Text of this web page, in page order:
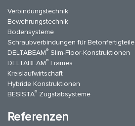
Verbindungstechnik
Bewehrungstechnik
Bodensysteme
Schraubverbindungen für Betonfertigteile
DELTABEAM® Slim-Floor-Konstruktionen
DELTABEAM® Frames
Kreislaufwirtschaft
Hybride Konstruktionen
BESISTA® Zugstabsysteme
Referenzen